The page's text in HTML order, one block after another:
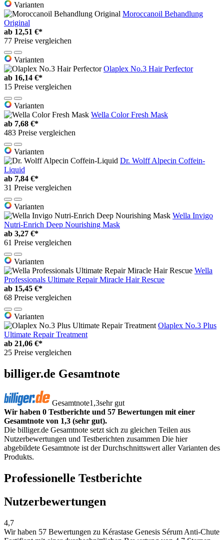
Varianten
Moroccanoil Behandlung
Original
ab 12,51 €*
77 Preise vergleichen
Varianten
Olaplex No.3 Hair Perfector
ab 16,14 €*
15 Preise vergleichen
Varianten
Wella Color Fresh Mask
ab 7,68 €*
483 Preise vergleichen
Varianten
Dr. Wolff Alpecin Coffein-
Liquid
ab 7,84 €*
31 Preise vergleichen
Varianten
Wella Invigo
Nutri-Enrich Deep Nourishing Mask
ab 3,27 €*
61 Preise vergleichen
Varianten
Wella
Professionals Ultimate Repair Miracle Hair Rescue
ab 15,45 €*
68 Preise vergleichen
Varianten
Olaplex No.3 Plus
Ultimate Repair Treatment
ab 21,06 €*
25 Preise vergleichen
billiger.de Gesamtnote
Gesamtnote1,3sehr gut
Wir haben 0 Testberichte und 57 Bewertungen mit einer
Gesamtnote von 1,3 (sehr gut).
Die billiger.de Gesamtnote setzt sich zu gleichen Teilen aus
Nutzerbewertungen und Testberichten zusammen Die hier
abgebildete Gesamtnote ist der Durchschnittswert aller Varianten des
Produkts.
Professionelle Testberichte
Nutzerbewertungen
4,7
Wir haben 57 Bewertungen zu Kérastase Genesis Sérum Anti-Chute